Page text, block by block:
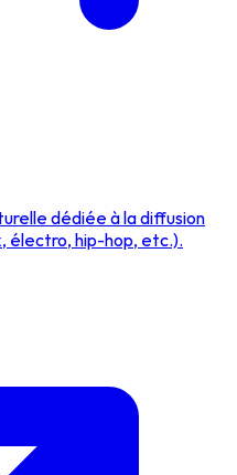
dédiée à la diffusion
électro, hip-hop, etc.).